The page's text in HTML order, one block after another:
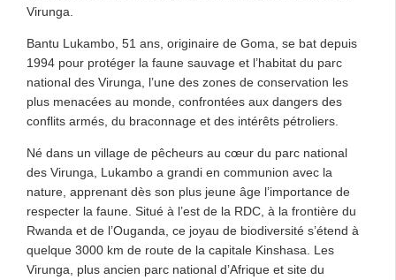
Virunga.
Bantu Lukambo, 51 ans, originaire de Goma, se bat depuis
1994 pour protéger la faune sauvage et l’habitat du parc
national des Virunga, l’une des zones de conservation les
plus menacées au monde, confrontées aux dangers des
conflits armés, du braconnage et des intérêts pétroliers.
Né dans un village de pêcheurs au cœur du parc national
des Virunga, Lukambo a grandi en communion avec la
nature, apprenant dès son plus jeune âge l’importance de
respecter la faune. Situé à l’est de la RDC, à la frontière du
Rwanda et de l’Ouganda, ce joyau de biodiversité s’étend à
quelque 3000 km de route de la capitale Kinshasa. Les
Virunga, plus ancien parc national d’Afrique et site du